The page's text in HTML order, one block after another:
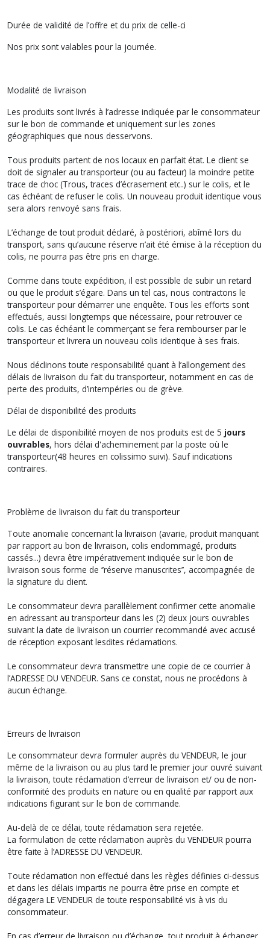
Durée de validité de l’offre et du prix de celle-ci
Nos prix sont valables pour la journée.
Modalité de livraison
Les produits sont livrés à l’adresse indiquée par le consommateur
sur le bon de commande et uniquement sur les zones
géographiques que nous desservons.
Tous produits partent de nos locaux en parfait état. Le client se
doit de signaler au transporteur (ou au facteur) la moindre petite
trace de choc (Trous, traces d’écrasement etc..) sur le colis, et le
cas échéant de refuser le colis. Un nouveau produit identique vous
sera alors renvoyé sans frais.
L’échange de tout produit déclaré, à postériori, abîmé lors du
transport, sans qu’aucune réserve n’ait été émise à la réception du
colis, ne pourra pas être pris en charge.
Comme dans toute expédition, il est possible de subir un retard
ou que le produit s’égare. Dans un tel cas, nous contractons le
transporteur pour démarrer une enquête. Tous les efforts sont
effectués, aussi longtemps que nécessaire, pour retrouver ce
colis. Le cas échéant le commerçant se fera rembourser par le
transporteur et livrera un nouveau colis identique à ses frais.
Nous déclinons toute responsabilité quant à l’allongement des
délais de livraison du fait du transporteur, notamment en cas de
perte des produits, d’intempéries ou de grève.
Délai de disponibilité des produits
Le délai de disponibilité moyen de nos produits est de 5 jours
ouvrables, hors délai d'acheminement par la poste où le
transporteur(48 heures en colissimo suivi). Sauf indications
contraires.
Problème de livraison du fait du transporteur
Toute anomalie concernant la livraison (avarie, produit manquant
par rapport au bon de livraison, colis endommagé, produits
cassés...) devra être impérativement indiquée sur le bon de
livraison sous forme de ‘’réserve manuscrites’’, accompagnée de
la signature du client.
Le consommateur devra parallèlement confirmer cette anomalie
en adressant au transporteur dans les (2) deux jours ouvrables
suivant la date de livraison un courrier recommandé avec accusé
de réception exposant lesdites réclamations.
Le consommateur devra transmettre une copie de ce courrier à
l’ADRESSE DU VENDEUR. Sans ce constat, nous ne procédons à
aucun échange.
Erreurs de livraison
Le consommateur devra formuler auprès du VENDEUR, le jour
même de la livraison ou au plus tard le premier jour ouvré suivant
la livraison, toute réclamation d’erreur de livraison et/ ou de non-
conformité des produits en nature ou en qualité par rapport aux
indications figurant sur le bon de commande.
Au-delà de ce délai, toute réclamation sera rejetée.
La formulation de cette réclamation auprès du VENDEUR pourra
être faite à l’ADRESSE DU VENDEUR.
Toute réclamation non effectué dans les règles définies ci-dessus
et dans les délais impartis ne pourra être prise en compte et
dégagera LE VENDEUR de toute responsabilité vis à vis du
consommateur.
En cas d’erreur de livraison ou d’échange, tout produit à échanger